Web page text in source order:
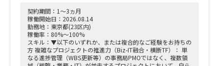
・調査・分析結果の構造化および資料化
・費用対効果の試算、ロードマップ策定
・下位メンバーのリードおよびタスク管理
・幹部層向け報告資料の作成、プレゼンテーション支援
■契約条件
・参画期間：2026年10月1日～2026年12月28日
契約期間：1～3ヵ月
稼働開始日：2026.08.14
勤務地：東京都(23区内)
稼働率：80%～100%
スキル：▼以下のいずれか、または複合的なご経験をお持ちの
方 複雑なプロジェクトの推進力（Biz-IT融合・横断TF）： 単
なる進捗管理（WBS更新等）の事務局PMOではなく、複数領